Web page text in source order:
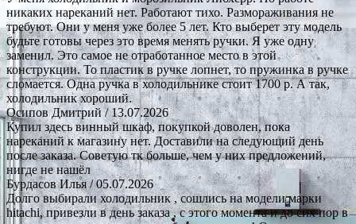
никаких нареканий нет. Работают тихо. Размораживания не
требуют. Они у меня уже более 5 лет. Кто выберет эту модель
будьте готовы через это время менять ручки. Я уже одну
заменил. Это самое не отработанное место в этой
конструкции. То пластик в ручке лопнет, то пружинка в ручке
сломается. Одна ручка в холодильнике стоит 1700 р. А так,
холодильник хороший.
Осипов Дмитрий/ 13.07.2026
Купил здесь винный шкаф, покупкой доволен, пока
нареканий к магазину нет. Доставили на следующий день
после заказа. Советую тк больше, чем у них предложений,
нигде не нашёл
Бурдасов Илья/ 05.07.2026
Долго выбирали холодильник , сошлись на модели марки
hitachi, привезли в день заказа , с этого момента и до сих пор в